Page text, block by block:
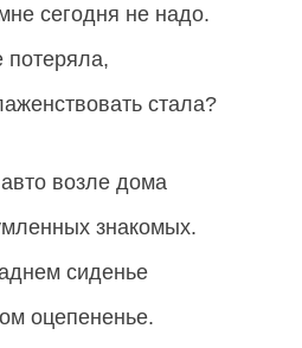
сегодня не надо.
потеряла,
стала?
возле дома
знакомых.
сиденье
оцепененье.